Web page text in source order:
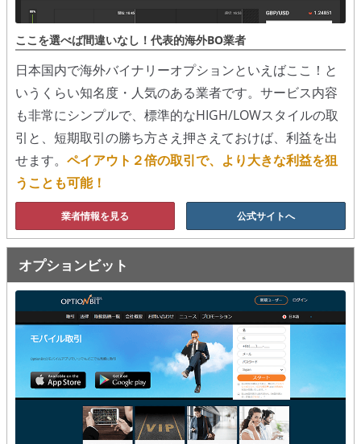
攻略法まとめ
ローソク足チャート
移動平均線
トレンド順張り
MACD
RSI
ボリンジャーバンド
スポットフォロー
トレーダーズ・チョイス
スプレッド取引
アルゴビット
シグナルズ
ここを選べば間違いなし！代表的海外BO業者
日本国内で海外バイナリーオプションといえばここ！と
いうくらい知名度・人気のある業者です。サービス内容
も非常にシンプルで、標準的なHIGH/LOWスタイルの取
引と、短期取引の勝ち方さえ押さえておけば、利益を出
せます。 ペイアウト２倍の取引で、より大きな利益を狙
うことも可能！
業者情報を見る 公式サイトへ
オプションビット